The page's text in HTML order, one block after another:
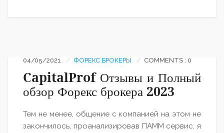
04/05/2021 ФОРЕКС БРОКЕРЫ COMMENTS : 0
CapitalProf Отзывы и Полный
обзор Форекс брокера 2023
Тем не менее, общение с компанией на этом не
закончилось, проанализировав ПАММ сервис, я